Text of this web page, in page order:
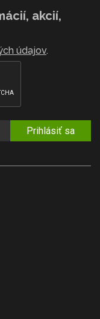
akcií,
údajov.
Prihlásiť sa